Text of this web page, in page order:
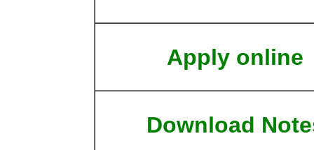
Apply online
Download